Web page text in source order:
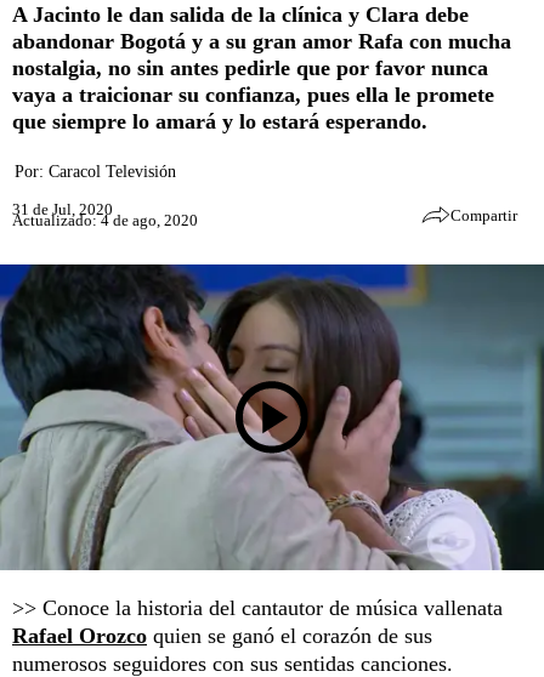
A Jacinto le dan salida de la clínica y Clara debe
abandonar Bogotá y a su gran amor Rafa con mucha
nostalgia, no sin antes pedirle que por favor nunca
vaya a traicionar su confianza, pues ella le promete
que siempre lo amará y lo estará esperando.
Por: Caracol Televisión
31 de Jul, 2020
Actualizado: 4 de ago, 2020 Compartir
>> Conoce la historia del cantautor de música vallenata
Rafael Orozco quien se ganó el corazón de sus
numerosos seguidores con sus sentidas canciones.